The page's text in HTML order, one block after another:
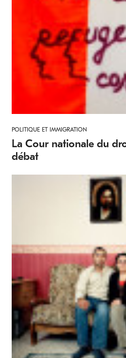
POLITIQUE ET IMMIGRATION
La Cour nationale du
débat